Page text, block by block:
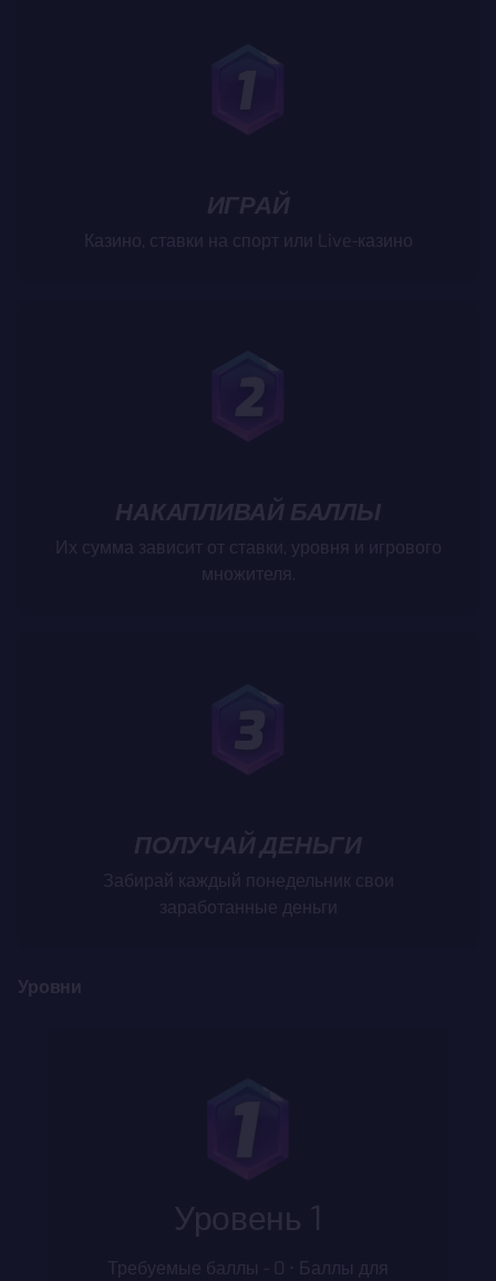
ИГРАЙ
Казино, ставки на спорт или Live-казино
НАКАПЛИВАЙ БАЛЛЫ
Их сумма зависит от ставки, уровня и игрового
множителя.
ПОЛУЧАЙ ДЕНЬГИ
Забирай каждый понедельник свои
заработанные деньги
Уровень 1
Требуемые баллы - 0 • Баллы для